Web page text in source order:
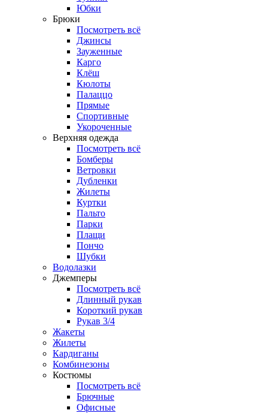
Юбки
Брюки
Посмотреть всё
Джинсы
Зауженные
Карго
Клёш
Кюлоты
Палаццо
Прямые
Спортивные
Укороченные
Верхняя одежда
Посмотреть всё
Бомберы
Ветровки
Дубленки
Жилеты
Куртки
Пальто
Парки
Плащи
Пончо
Шубки
Водолазки
Джемперы
Посмотреть всё
Длинный рукав
Короткий рукав
Рукав 3/4
Жакеты
Жилеты
Кардиганы
Комбинезоны
Костюмы
Посмотреть всё
Брючные
Офисные